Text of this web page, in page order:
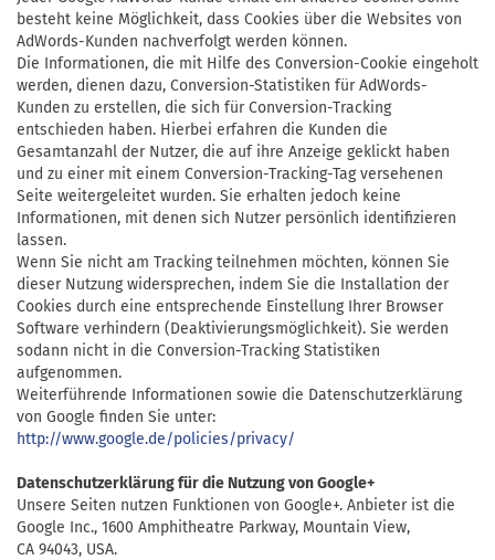
besteht keine Möglichkeit, dass Cookies über die Websites von
AdWords-Kunden nachverfolgt werden können.
Die Informationen, die mit Hilfe des Conversion-Cookie eingeholt
werden, dienen dazu, Conversion-Statistiken für AdWords-
Kunden zu erstellen, die sich für Conversion-Tracking
entschieden haben. Hierbei erfahren die Kunden die
Gesamtanzahl der Nutzer, die auf ihre Anzeige geklickt haben
und zu einer mit einem Conversion-Tracking-Tag versehenen
Seite weitergeleitet wurden. Sie erhalten jedoch keine
Informationen, mit denen sich Nutzer persönlich identifizieren
lassen.
Wenn Sie nicht am Tracking teilnehmen möchten, können Sie
dieser Nutzung widersprechen, indem Sie die Installation der
Cookies durch eine entsprechende Einstellung Ihrer Browser
Software verhindern (Deaktivierungsmöglichkeit). Sie werden
sodann nicht in die Conversion-Tracking Statistiken
aufgenommen.
Weiterführende Informationen sowie die Datenschutzerklärung
von Google finden Sie unter:
http://www.google.de/policies/privacy/
Datenschutzerklärung für die Nutzung von Google+
Unsere Seiten nutzen Funktionen von Google+. Anbieter ist die
Google Inc., 1600 Amphitheatre Parkway, Mountain View,
CA 94043, USA.